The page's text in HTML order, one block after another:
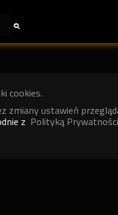
cookies.
zmiany ustawień
z Polityką